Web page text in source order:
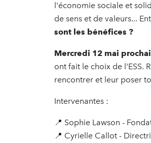
l'économie sociale et
de sens et de valeurs...
sont les bénéfices ?
Mercredi 12 mai
ont fait le choix de l'ESS.
rencontrer et leur poser
Intervenantes :
📍 Sophie Lawson -
📍 Cyrielle Callot -